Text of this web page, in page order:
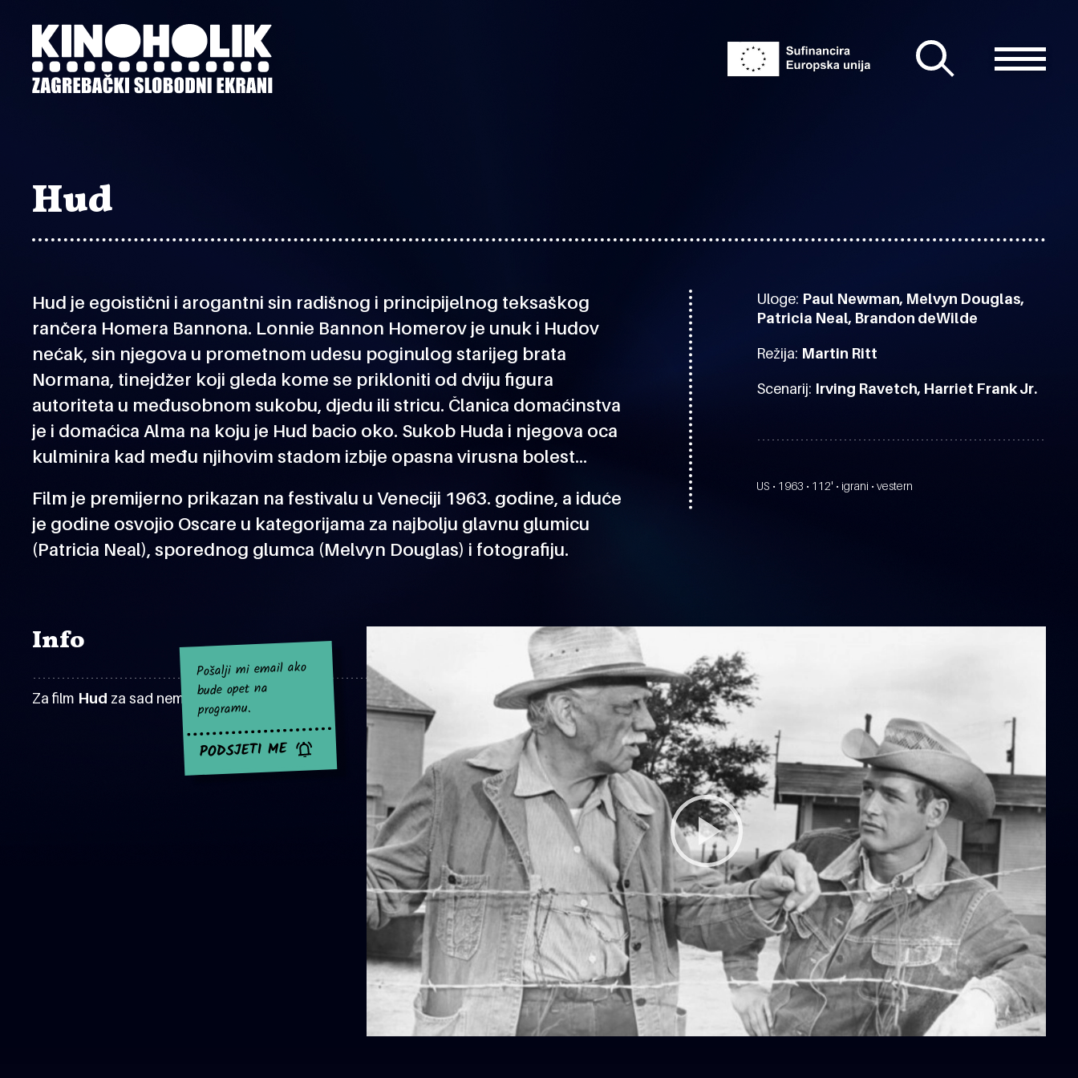
sadržaj
Hud
Hud je egoistični i arogantni sin radišnog i principijelnog teksaškog
rančera Homera Bannona. Lonnie Bannon Homerov je unuk i Hudov
nećak, sin njegova u prometnom udesu poginulog starijeg brata
Normana, tinejdžer koji gleda kome se prikloniti od dviju figura
autoriteta u međusobnom sukobu, djedu ili stricu. Članica domaćinstva
je i domaćica Alma na koju je Hud bacio oko. Sukob Huda i njegova oca
kulminira kad među njihovim stadom izbije opasna virusna bolest…
Film je premijerno prikazan na festivalu u Veneciji 1963. godine, a iduće
je godine osvojio Oscare u kategorijama za najbolju glavnu glumicu
(Patricia Neal), sporednog glumca (Melvyn Douglas) i fotografiju.
Uloge: Paul Newman, Melvyn Douglas,
Patricia Neal, Brandon deWilde
Režija: Martin Ritt
Scenarij: Irving Ravetch, Harriet Frank Jr.
US • 1963 • 112' • igrani • vestern
Info
Za film Hud za sad nema najavljenih projekcija.
Pošalji mi email ako
bude opet na
programu.
PODSJETI ME